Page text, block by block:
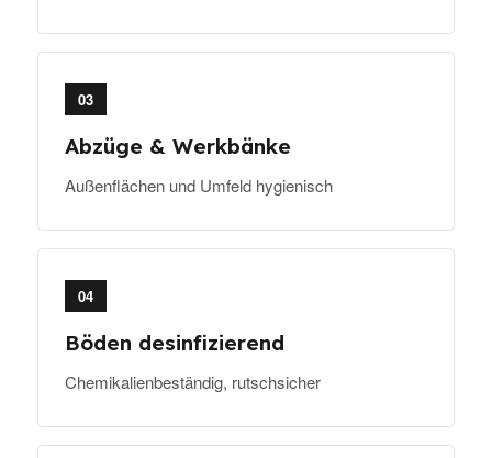
03
Abzüge & Werkbänke
Außenflächen und Umfeld hygienisch
04
Böden desinfizierend
Chemikalienbeständig, rutschsicher